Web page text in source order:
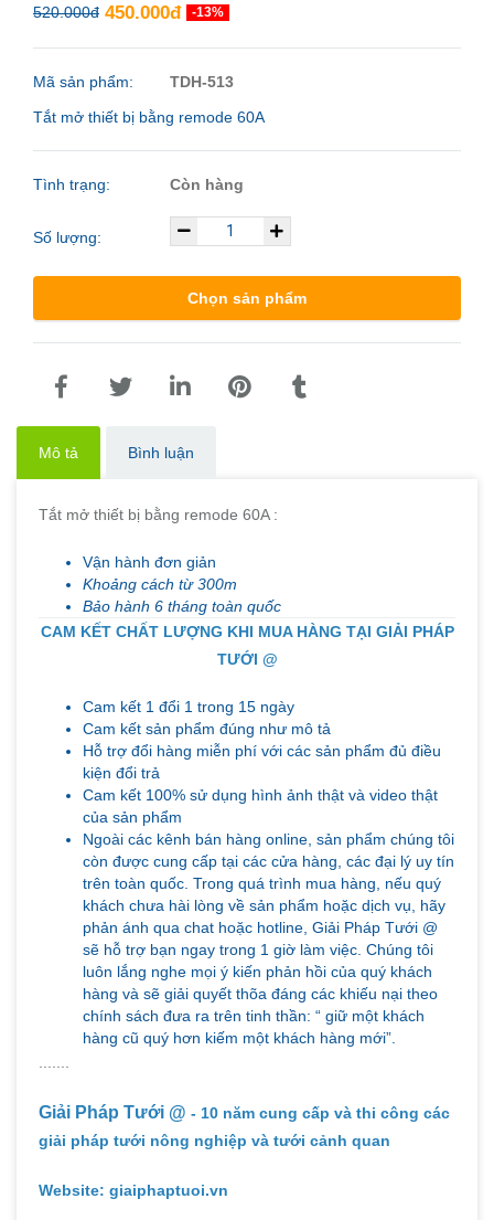
520.000đ 450.000đ -13%
Mã sản phẩm:
TDH-513
Tắt mở thiết bị bằng remode 60A
Tình trạng: Còn hàng
Số lượng:
Chọn sản phẩm
Mô tả Bình luận
Tắt mở thiết bị bằng remode 60A :
Vận hành đơn giản
Khoảng cách từ 300m
Bảo hành 6 tháng toàn quốc
CAM KẾT CHẤT LƯỢNG KHI MUA HÀNG TẠI GIẢI PHÁP
TƯỚI @
Cam kết 1 đổi 1 trong 15 ngày
Cam kết sản phẩm đúng như mô tả
Hỗ trợ đổi hàng miễn phí với các sản phẩm đủ điều
kiện đổi trả
Cam kết 100% sử dụng hình ảnh thật và video thật
của sản phẩm
Ngoài các kênh bán hàng online, sản phẩm chúng tôi
còn được cung cấp tại các cửa hàng, các đại lý uy tín
trên toàn quốc. Trong quá trình mua hàng, nếu quý
khách chưa hài lòng về sản phẩm hoặc dịch vụ, hãy
phản ánh qua chat hoặc hotline, Giải Pháp Tưới @
sẽ hỗ trợ bạn ngay trong 1 giờ làm việc. Chúng tôi
luôn lắng nghe mọi ý kiến phản hồi của quý khách
hàng và sẽ giải quyết thõa đáng các khiếu nại theo
chính sách đưa ra trên tinh thần: “ giữ một khách
hàng cũ quý hơn kiếm một khách hàng mới”.
Giải Pháp Tưới @ - 10 năm cung cấp và thi công các
giải pháp tưới nông nghiệp và tưới cảnh quan
Website: giaiphaptuoi.vn